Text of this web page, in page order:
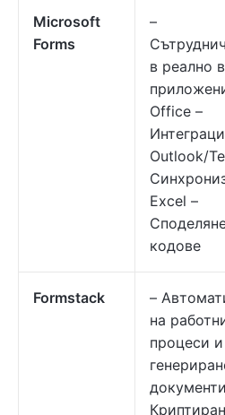
Microsoft
Forms
–
в реално
Office –
Outlook/
Excel –
кодове
Formstack
–
на
процеси и